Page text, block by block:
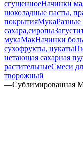
сгущенноеНачинки
шоколадные пасты,
покрытияМука
сахара,сиропы
мукаМакНачинки
сухофрукты, цукаты
нетающая сахарная
растительныеСмеси
творожный
—